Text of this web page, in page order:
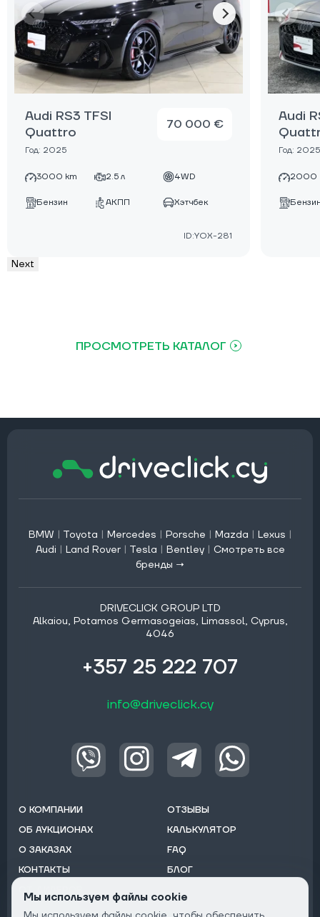
Audi RS3 TFSI
Quattro
Год: 2025
70 000 €
3000 km 2.5 л 4WD
Бензин АКПП Хэтчбек
ID:YOX-281
Audi
Год: 2025
2000
Next
ПРОСМОТРЕТЬ КАТАЛОГ
BMW | Toyota | Mercedes | Porsche | Mazda | Lexus |
Audi | Land Rover | Tesla | Bentley | Смотреть все
бренды →
DRIVECLICK GROUP LTD
Alkaiou, Potamos Germasogeias, Limassol, Cyprus,
4046
+357 25 222 707
info@driveclick.cy
О КОМПАНИИ
ОБ АУКЦИОНАХ
О ЗАКАЗАХ
КОНТАКТЫ
ОТЗЫВЫ
КАЛЬКУЛЯТОР
FAQ
БЛОГ
Мы используем файлы cookie